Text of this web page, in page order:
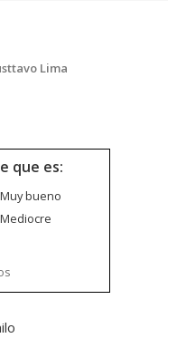
Lima
que es:
Muy bueno
Mediocre